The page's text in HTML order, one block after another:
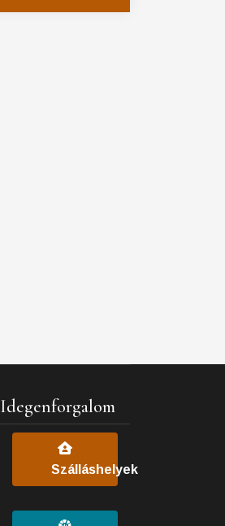
Idegenforgalom
Szálláshelyek